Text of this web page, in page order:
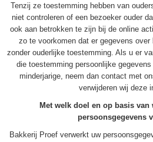
Tenzij ze toestemming hebben van
niet controleren of een bezoeker ouder
ook aan betrokken te zijn bij de online
zo te voorkomen dat er gegevens over
zonder ouderlijke toestemming. Als u er
die toestemming persoonlijke
minderjarige, neem dan contact met
verwijderen wij deze
Met welk doel en op basis
persoonsgegevens
Bakkerij Proef verwerkt uw